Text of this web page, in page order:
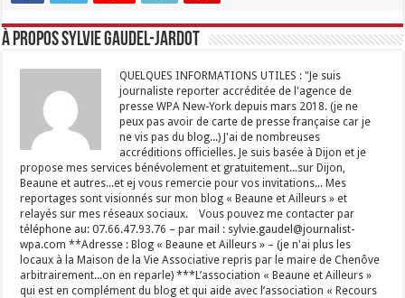
À propos Sylvie GAUDEL-JARDOT
QUELQUES INFORMATIONS UTILES : "Je suis
journaliste reporter accréditée de l'agence de
presse WPA New-York depuis mars 2018. (je ne
peux pas avoir de carte de presse française car je
ne vis pas du blog...) J'ai de nombreuses
accréditions officielles. Je suis basée à Dijon et je
propose mes services bénévolement et gratuitement...sur Dijon,
Beaune et autres...et ej vous remercie pour vos invitations... Mes
reportages sont visionnés sur mon blog « Beaune et Ailleurs » et
relayés sur mes réseaux sociaux. Vous pouvez me contacter par
téléphone au: 07.66.47.93.76 – par mail : sylvie.gaudel@journalist-
wpa.com **Adresse : Blog « Beaune et Ailleurs » – (je n'ai plus les
locaux à la Maison de la Vie Associative repris par le maire de Chenôve
arbitrairement...on en reparle) ***L’association « Beaune et Ailleurs »
qui est en complément du blog et qui aide avec l’association « Recours